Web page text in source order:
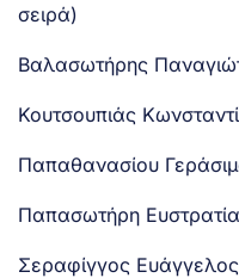
σειρά)
Βαλασωτήρης
Κουτσουπιάς
Παπαθανασίου
Παπασωτήρη
Σεραφίγγος